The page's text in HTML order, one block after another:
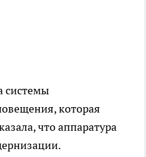
системы
которая
что аппаратура